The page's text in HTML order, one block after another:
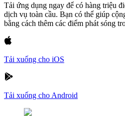
Tải ứng dụng ngay để có hàng triệu
dịch vụ toàn cầu. Bạn có thể giúp
bằng cách thêm các điểm phát sóng
Tải xuống cho iOS
Tải xuống cho Android